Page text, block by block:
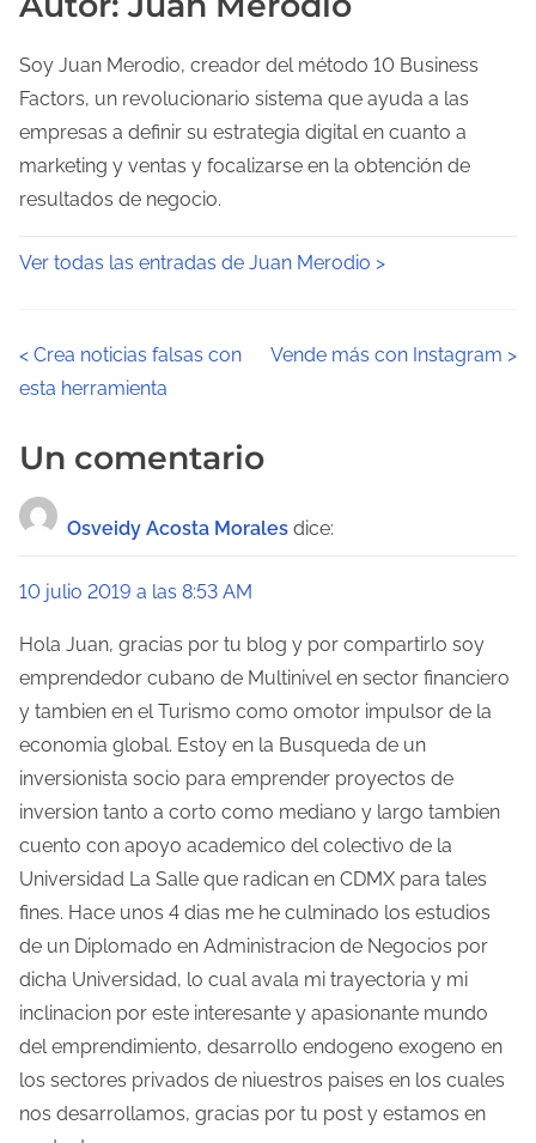
Soy Juan Merodio, creador del método 10 Business
Factors, un revolucionario sistema que ayuda a las
empresas a definir su estrategia digital en cuanto a
marketing y ventas y focalizarse en la obtención de
resultados de negocio.
Ver todas las entradas de Juan Merodio >
N
a
v
e
a
c
i
ó
n
d
e
e
n
t
r
a
< Crea noticias falsas con
esta herramienta
Vende más con Instagram >
Un comentario
Osveidy Acosta Morales dice:
10 julio 2019 a las 8:53 AM
Hola Juan, gracias por tu blog y por compartirlo soy
emprendedor cubano de Multinivel en sector financiero
y tambien en el Turismo como omotor impulsor de la
economia global. Estoy en la Busqueda de un
inversionista socio para emprender proyectos de
inversion tanto a corto como mediano y largo tambien
cuento con apoyo academico del colectivo de la
Universidad La Salle que radican en CDMX para tales
fines. Hace unos 4 dias me he culminado los estudios
de un Diplomado en Administracion de Negocios por
dicha Universidad, lo cual avala mi trayectoria y mi
inclinacion por este interesante y apasionante mundo
del emprendimiento, desarrollo endogeno exogeno en
los sectores privados de niuestros paises en los cuales
nos desarrollamos, gracias por tu post y estamos en